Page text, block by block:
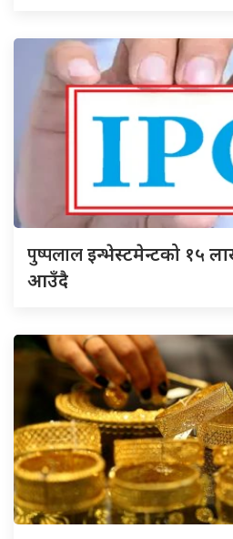
पुष्पलालइन्भेस्टमेन्टको १५
आउँदै